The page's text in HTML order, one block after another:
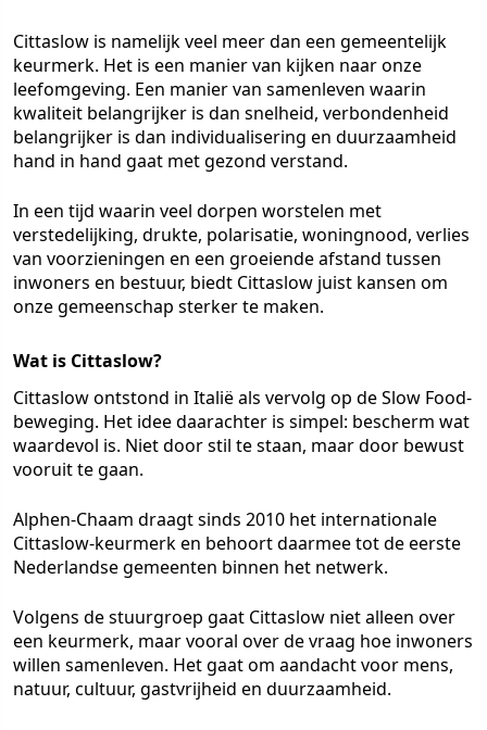
Cittaslow is namelijk veel meer dan een gemeentelijk
keurmerk. Het is een manier van kijken naar onze
leefomgeving. Een manier van samenleven waarin
kwaliteit belangrijker is dan snelheid, verbondenheid
belangrijker is dan individualisering en duurzaamheid
hand in hand gaat met gezond verstand.
In een tijd waarin veel dorpen worstelen met
verstedelijking, drukte, polarisatie, woningnood, verlies
van voorzieningen en een groeiende afstand tussen
inwoners en bestuur, biedt Cittaslow juist kansen om
onze gemeenschap sterker te maken.
Wat is Cittaslow?
Cittaslow ontstond in Italië als vervolg op de Slow Food-
beweging. Het idee daarachter is simpel: bescherm wat
waardevol is. Niet door stil te staan, maar door bewust
vooruit te gaan.
Alphen-Chaam draagt sinds 2010 het internationale
Cittaslow-keurmerk en behoort daarmee tot de eerste
Nederlandse gemeenten binnen het netwerk.
Volgens de stuurgroep gaat Cittaslow niet alleen over
een keurmerk, maar vooral over de vraag hoe inwoners
willen samenleven. Het gaat om aandacht voor mens,
natuur, cultuur, gastvrijheid en duurzaamheid.